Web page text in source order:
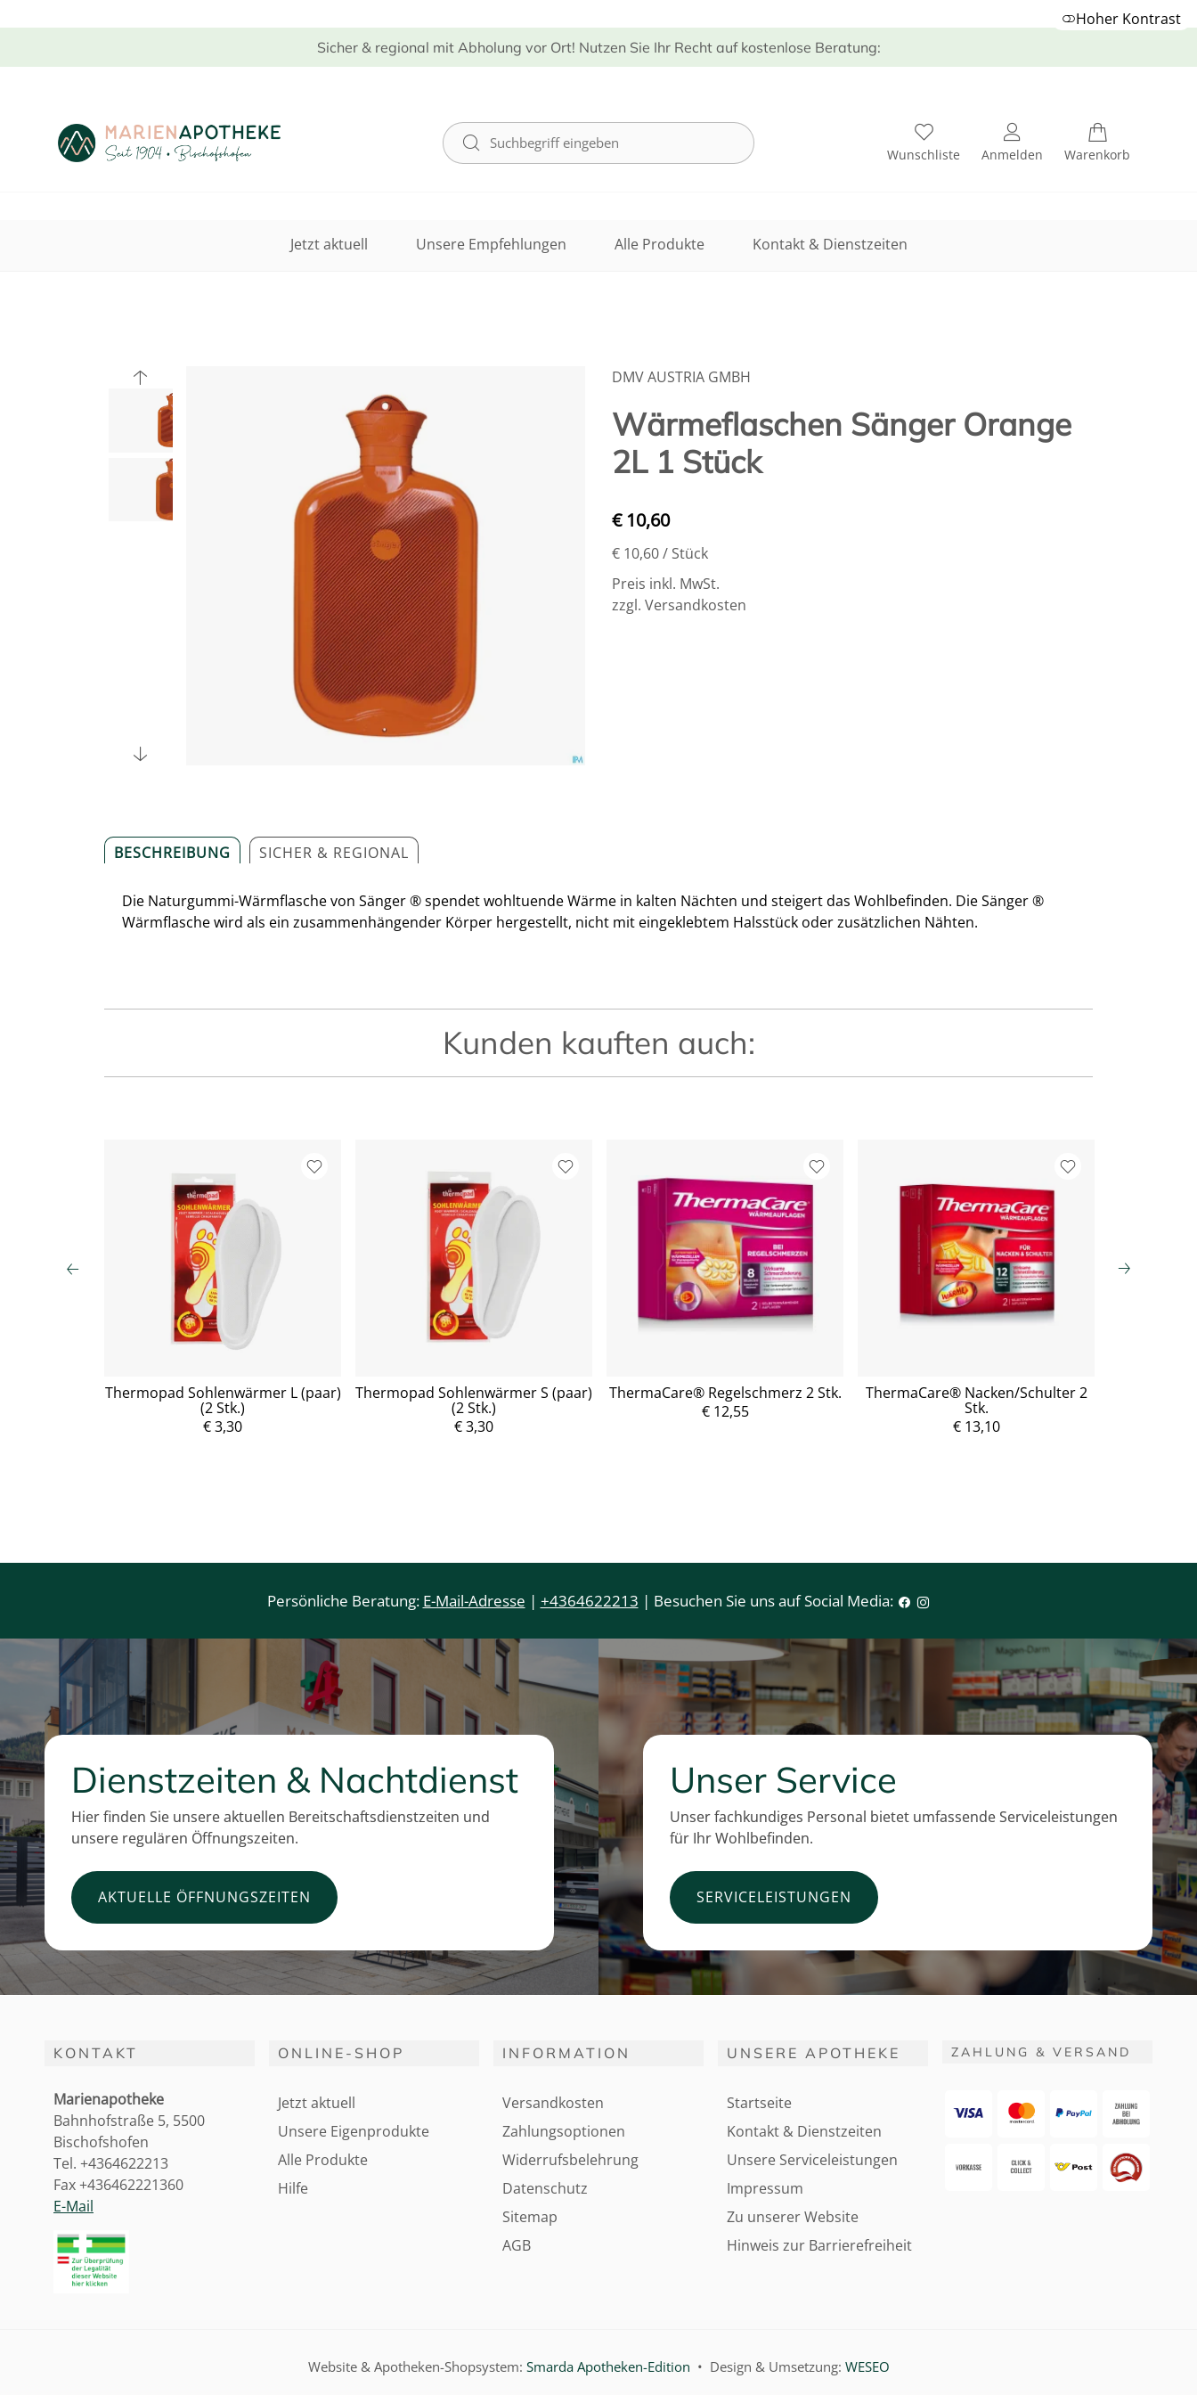
Sicher & regional mit Abholung vor Ort! Nutzen Sie Ihr Recht auf kostenlose Beratung:
Hoher Kontrast
Wunschliste Anmelden Warenkorb
Jetzt aktuell Unsere Empfehlungen Alle Produkte Kontakt & Dienstzeiten
DMV AUSTRIA GMBH
Wärmeflaschen Sänger Orange
2L 1 Stück
€ 10,60
€ 10,60/ Stück
Preis inkl. MwSt.
zzgl. Versandkosten
BESCHREIBUNG SICHER & REGIONAL
Die Naturgummi-Wärmflasche von Sänger ® spendet wohltuende Wärme in kalten Nächten und steigert das Wohlbefinden. Die Sänger ®
Wärmflasche wird als ein zusammenhängender Körper hergestellt, nicht mit eingeklebtem Halsstück oder zusätzlichen Nähten.
Kunden kauften auch:
Thermopad Sohlenwärmer L (paar)
(2 Stk.)
€ 3,30
Thermopad Sohlenwärmer S (paar)
(2 Stk.)
€ 3,30
ThermaCare® Regelschmerz 2 Stk.
€ 12,55
ThermaCare® Nacken/Schulter 2
Stk.
€ 13,10
P
r
e
P
r
e
P
r
e
Persönliche Beratung: E-Mail-Adresse | +4364622213 | Besuchen Sie uns auf Social Media:
Dienstzeiten & Nachtdienst
Hier finden Sie unsere aktuellen Bereitschaftsdienstzeiten und
unsere regulären Öffnungszeiten.
AKTUELLE ÖFFNUNGSZEITEN
Unser Service
Unser fachkundiges Personal bietet umfassende Serviceleistungen
für Ihr Wohlbefinden.
SERVICELEISTUNGEN
KONTAKT
Marienapotheke
Bahnhofstraße 5, 5500
Bischofshofen
Tel. +4364622213
Fax +436462221360
E-Mail
ONLINE-SHOP
Jetzt aktuell
Unsere Eigenprodukte
Alle Produkte
Hilfe
INFORMATION
Versandkosten
Zahlungsoptionen
Widerrufsbelehrung
Datenschutz
Sitemap
AGB
UNSERE APOTHEKE
Startseite
Kontakt & Dienstzeiten
Unsere Serviceleistungen
Impressum
Zu unserer Website
Hinweis zur Barrierefreiheit
ZAHLUNG & VERSAND
Website & Apotheken-Shopsystem: Smarda Apotheken-Edition • Design & Umsetzung: WESEO